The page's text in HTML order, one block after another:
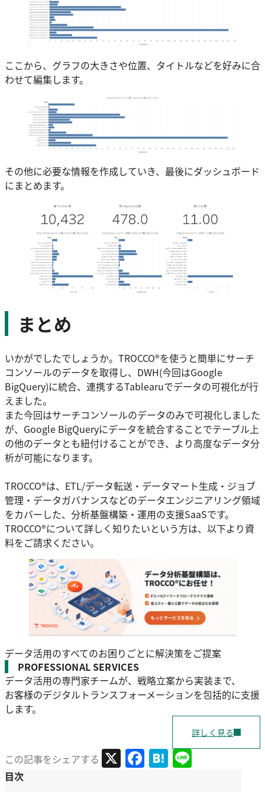
ここから、グラフの大きさや位置、タイトルなどを好みに合
わせて編集します。
その他に必要な情報を作成していき、最後にダッシュボード
にまとめます。
まとめ
いかがでしたでしょうか。TROCCO®️を使うと簡単にサーチ
コンソールのデータを取得し、DWH(今回はGoogle
BigQuery)に統合、連携するTablearuでデータの可視化が行
えました。
また今回はサーチコンソールのデータのみで可視化しました
が、Google BigQueryにデータを統合することでテーブル上
の他のデータとも紐付けることができ、より高度なデータ分
析が可能になります。
TROCCO®は、ETL/データ転送・データマート生成・ジョブ
管理・データガバナンスなどのデータエンジニアリング領域
をカバーした、分析基盤構築・運用の支援SaaSです。
TROCCO®について詳しく知りたいという方は、以下より資
料をご請求ください。
データ活用のすべてのお困りごとに解決策をご提案
PROFESSIONAL SERVICES
データ活用の専門家チームが、戦略立案から実装まで、
お客様のデジタルトランスフォーメーションを包括的に支援
します。
詳しく見る
この記事をシェアする X Facebook
Hatena
目次